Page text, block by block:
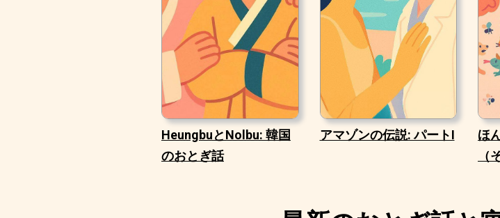
HeungbuとNolbu: 韓国
のおとぎ話
アマゾンの伝説: パートI
ほ
（